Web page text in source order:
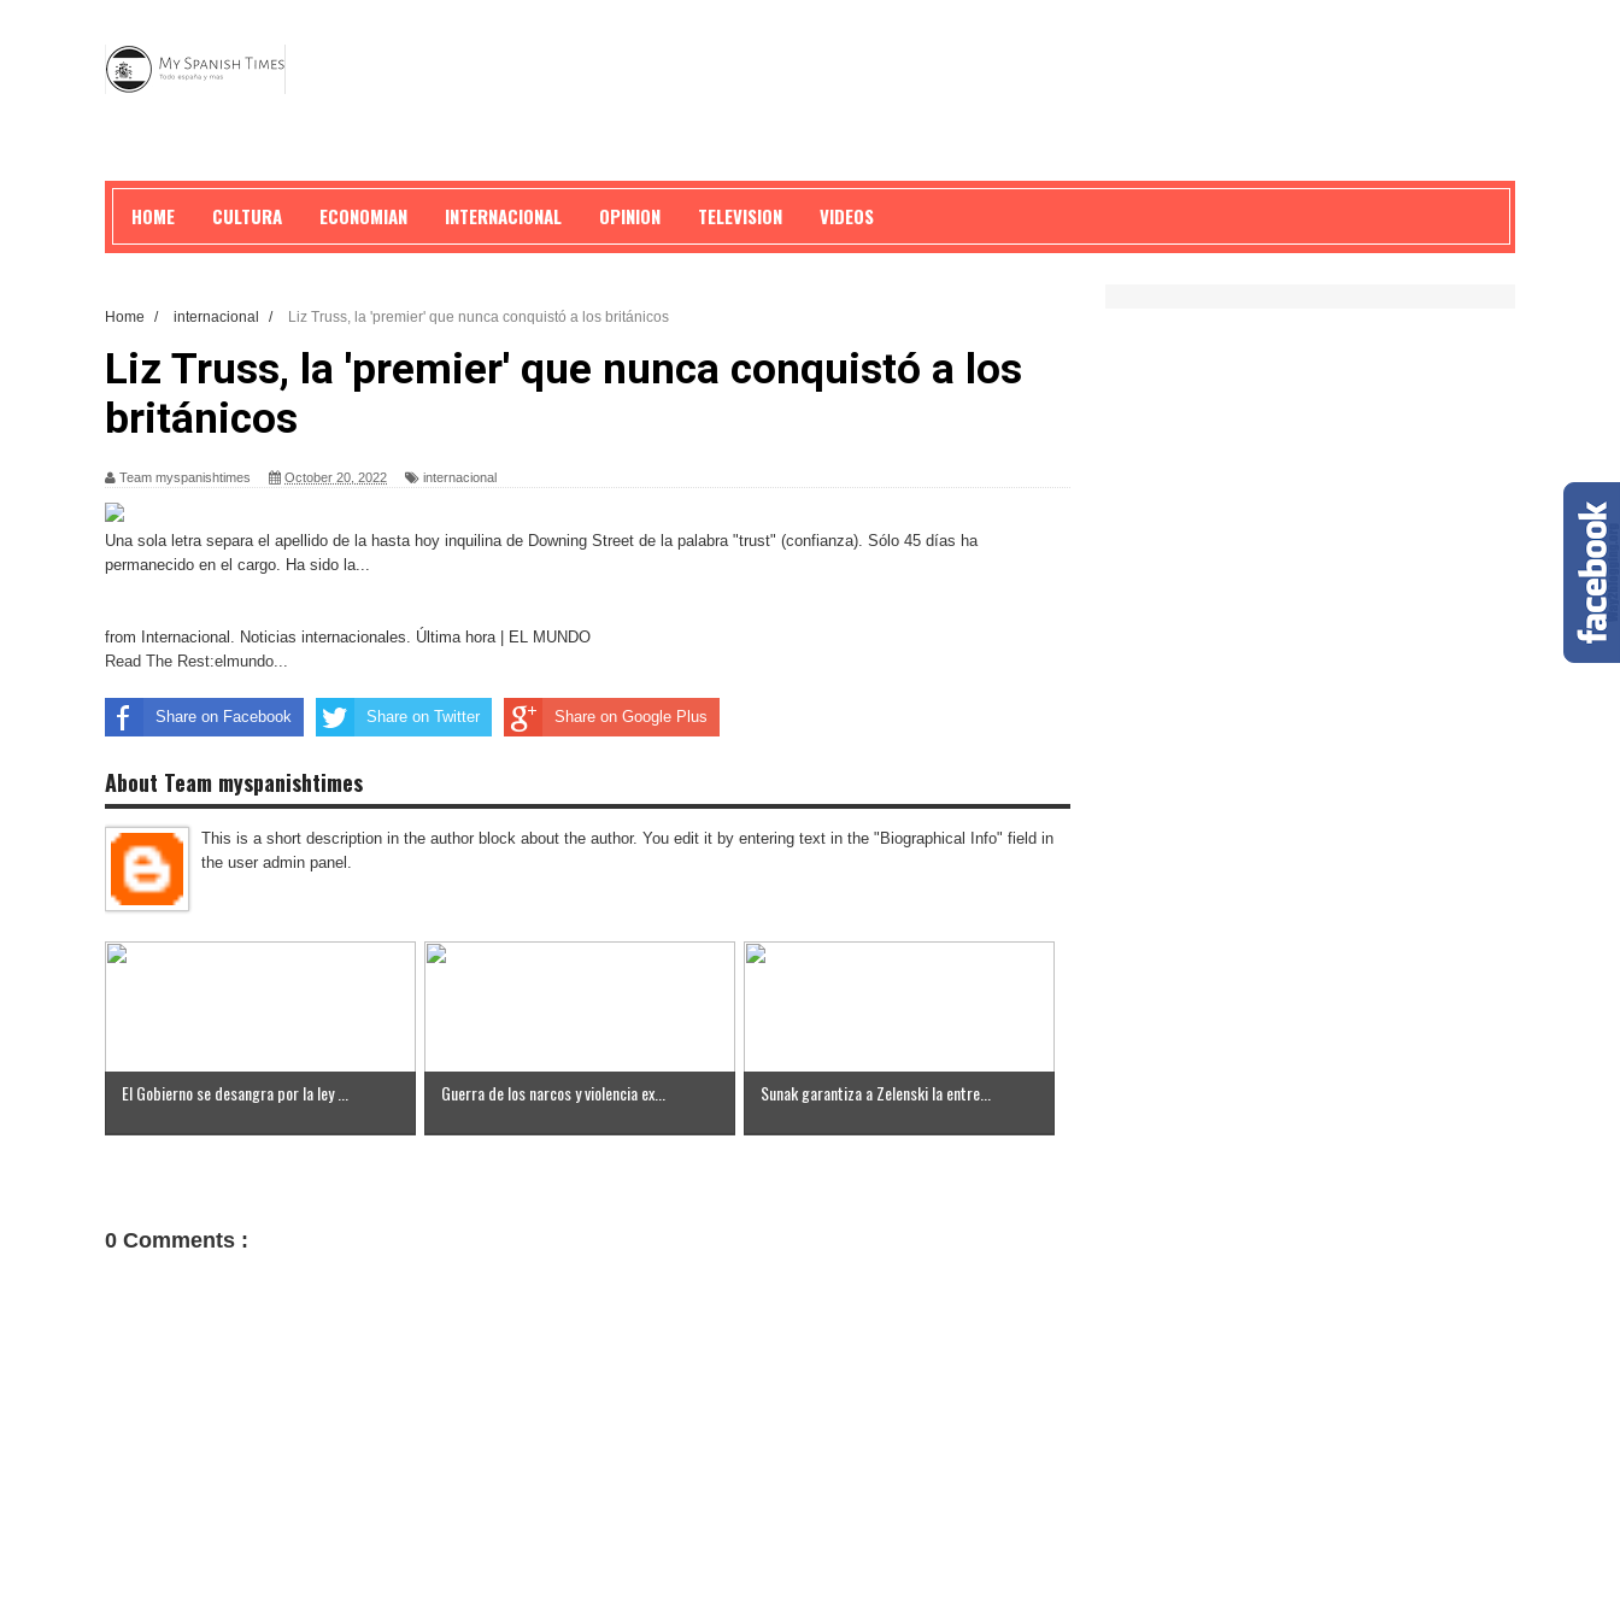
HOME CULTURA ECONOMIAN INTERNACIONAL OPINION TELEVISION VIDEOS
Home / internacional / Liz Truss, la 'premier' que nunca conquistó a los británicos
Liz Truss, la 'premier' que nunca conquistó a los
británicos
Team myspanishtimes October 20, 2022 internacional
Una sola letra separa el apellido de la hasta hoy inquilina de Downing Street de la palabra "trust" (confianza). Sólo 45 días ha
permanecido en el cargo. Ha sido la...
from Internacional. Noticias internacionales. Última hora | EL MUNDO
Read The Rest:elmundo...
Share on Facebook Share on Twitter Share on Google Plus
About Team myspanishtimes
This is a short description in the author block about the author. You edit it by entering text in the "Biographical Info" field in
the user admin panel.
El Gobierno se desangra por la ley ... Guerra de los narcos y violencia ex... Sunak garantiza a Zelenski la entre...
0 Comments :